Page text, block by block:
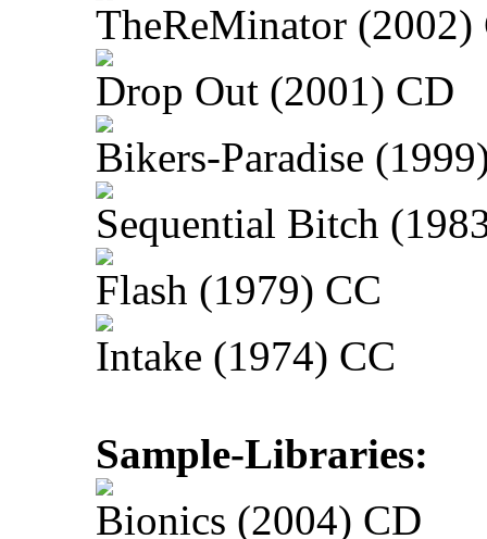
TheReMinator (2002)
Drop Out (2001) CD
Bikers-Paradise
Sequential Bitch
Flash (1979) CC
Intake (1974) CC
Sample-Libraries:
Bionics (2004) CD